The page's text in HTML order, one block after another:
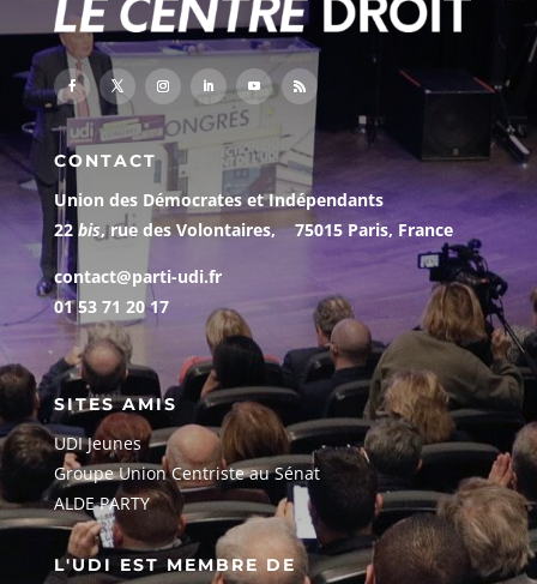
CONTACT
Union des Démocrates et Indépendants
22 bis, rue des Volontaires, 75015 Paris, France
contact@parti-udi.fr
01 53 71 20 17
SITES AMIS
UDI Jeunes
Groupe Union Centriste au Sénat
ALDE PARTY
L'UDI EST MEMBRE DE